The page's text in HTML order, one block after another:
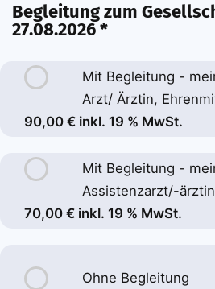
Begleitung zum
27.08.2026 *
Mit Begleitung -
Arzt/ Ärztin,
90,00 € inkl. 19 % MwSt.
Mit Begleitung -
Assistenzarzt/-
70,00 € inkl. 19 % MwSt.
Ohne Begleitung